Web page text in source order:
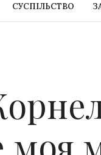
СУСПІЛЬСТВО
моя